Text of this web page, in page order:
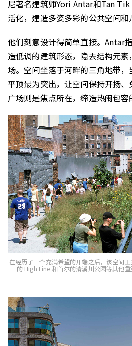
尼著名建筑师Yori Antar和Tan
活化，建造多姿多彩的公共空间和
他们刻意设计得简单直接。Antar
造低调的建筑形态，隐去结构元
场。空间坐落于河畔的三角地带
平顶最为突出，让空间保持开扬
广场则是焦点所在，缔造热闹包容
在经历了一个充满希望的开端之后，该空间
的 High Line 和首尔的清溪川公园等其他重